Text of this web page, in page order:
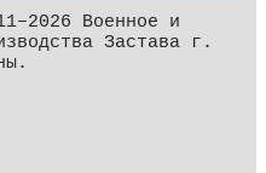
Военное и
Застава г.